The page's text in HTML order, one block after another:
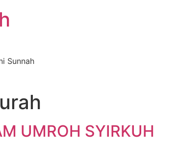
Sunnah
UMROH SYIRKUH